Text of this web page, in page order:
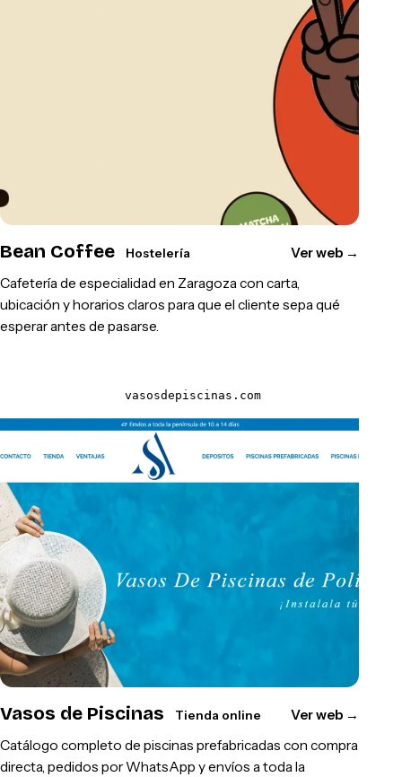
Bean Coffee Hostelería Ver web →
Cafetería de especialidad en Zaragoza con carta,
ubicación y horarios claros para que el cliente sepa qué
esperar antes de pasarse.
vasosdepiscinas.com
Vasos de Piscinas Tienda online Ver web →
Catálogo completo de piscinas prefabricadas con compra
directa, pedidos por WhatsApp y envíos a toda la